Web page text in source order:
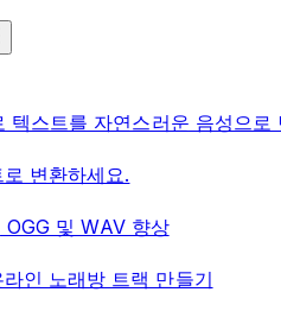
스트를 자연스러운 음성으로
변환하세요.
및 WAV 향상
인 노래방 트랙 만들기